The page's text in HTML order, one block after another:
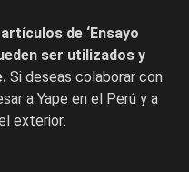
de ‘Ensayo
ser utilizados y
Si deseas colaborar con
a Yape en el Perú y a
exterior.